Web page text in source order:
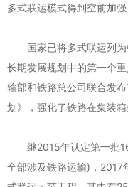
多式联运模式得到空前加
国家已将多式联运列为
长期发展规划中的第一个
输部和铁路总公司联合发
划》，强化了铁路在集装箱
继2015年认定第一批16
全部涉及铁路运输)，2017